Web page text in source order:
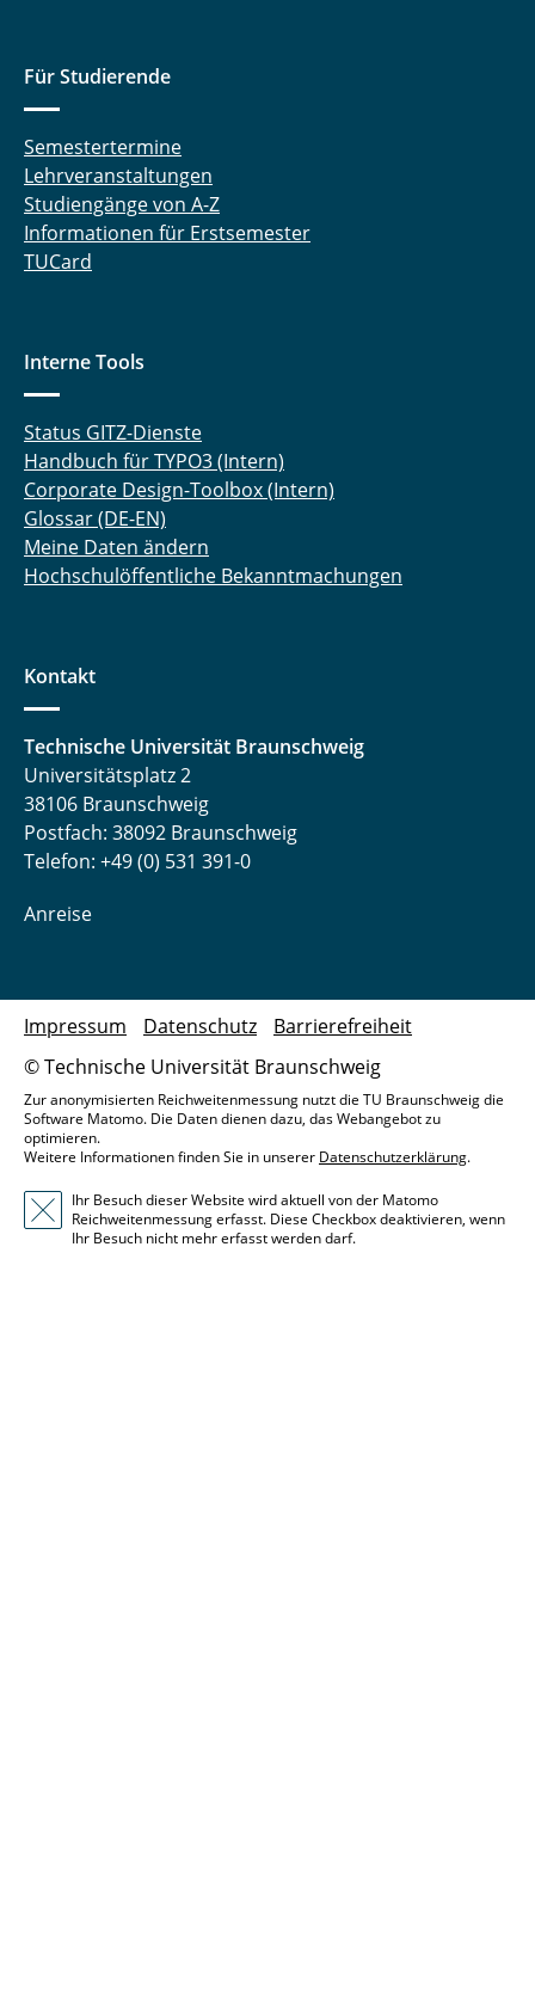
Für Studierende
Semestertermine
Lehrveranstaltungen
Studiengänge von A-Z
Informationen für Erstsemester
TUCard
Interne Tools
Status GITZ-Dienste
Handbuch für TYPO3 (Intern)
Corporate Design-Toolbox (Intern)
Glossar (DE-EN)
Meine Daten ändern
Hochschulöffentliche Bekanntmachungen
Kontakt
Technische Universität Braunschweig
Universitätsplatz 2
38106 Braunschweig
Postfach: 38092 Braunschweig
Telefon: +49 (0) 531 391-0
Anreise
© Technische Universität Braunschweig
Impressum Datenschutz Barrierefreiheit
Zur anonymisierten Reichweitenmessung nutzt die TU Braunschweig die
Software Matomo. Die Daten dienen dazu, das Webangebot zu
optimieren.
Weitere Informationen finden Sie in unserer Datenschutzerklärung.
Ihr Besuch dieser Website wird aktuell von der Matomo
Reichweitenmessung erfasst. Diese Checkbox deaktivieren, wenn
Ihr Besuch nicht mehr erfasst werden darf.